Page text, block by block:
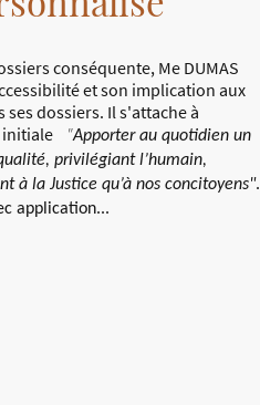
conséquente, Me DUMAS
et son implication aux
ses dossiers. Il s'attache à
initiale "Apporter au quotidien un
privilégiant l’humain,
à la Justice qu’à nos concitoyens".
application...